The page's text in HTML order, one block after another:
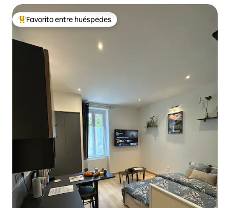
Favorito entre huéspedes preferido
Favorito entre huéspedes